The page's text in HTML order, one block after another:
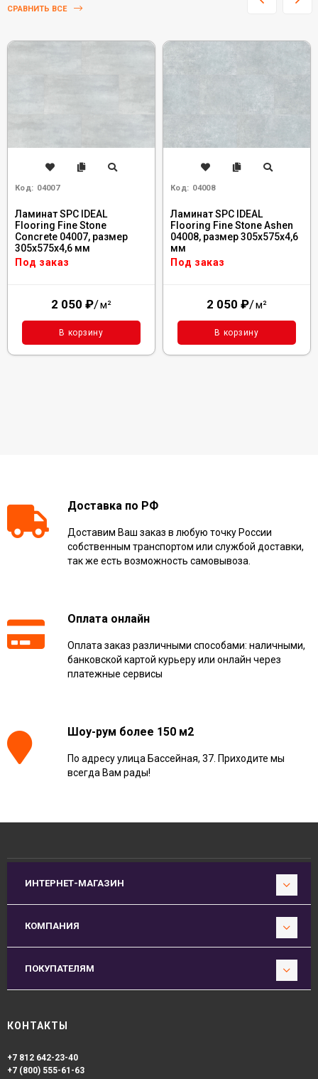
СРАВНИТЬ ВСЕ
Код: 04007
Ламинат SPC IDEAL
Flooring Fine Stone
Concrete 04007, размер
305x575x4,6 мм
Под заказ
2 050 ₽/м²
В корзину
Код: 04008
Ламинат SPC IDEAL
Flooring Fine Stone Ashen
04008, размер 305x575x4,6
мм
Под заказ
2 050 ₽/м²
В корзину
Доставка по РФ
Доставим Ваш заказ в любую точку России
собственным транспортом или службой доставки,
так же есть возможность самовывоза.
Оплата онлайн
Оплата заказ различными способами: наличными,
банковской картой курьеру или онлайн через
платежные сервисы
Шоу-рум более 150 м2
По адресу улица Бассейная, 37. Приходите мы
всегда Вам рады!
ИНТЕРНЕТ-МАГАЗИН
КОМПАНИЯ
ПОКУПАТЕЛЯМ
КОНТАКТЫ
+7 812 642-23-40
+7 (800) 555-61-63